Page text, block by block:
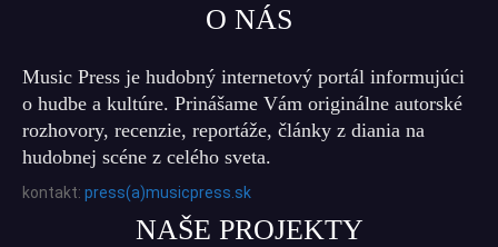
O NÁS
Music Press je hudobný internetový portál informujúci
o hudbe a kultúre. Prinášame Vám originálne autorské
rozhovory, recenzie, reportáže, články z diania na
hudobnej scéne z celého sveta.
kontakt: press(a)musicpress.sk
NAŠE PROJEKTY